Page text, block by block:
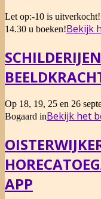
2021-
09-
Let op:-10 is
14.30 u boeken!Bekijk
2021-
09-
Op 18, 19, 25 en 26
Bogaard inBekijk het
APP